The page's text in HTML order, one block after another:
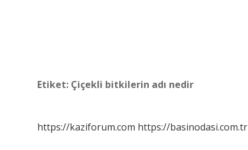
Etiket: Çiçekli bitkilerin adı nedir
https://kaziforum.com https://basinodasi.com.tr